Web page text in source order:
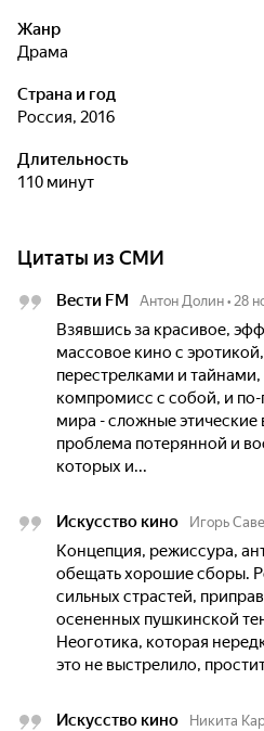
Жанр
драма
Страна и год
Россия, 2016
Длительность
110 минут
Цитаты из СМИ
Вести FM Антон Долин • 28
Взявшись за красивое,
массовое кино с
перестрелками и
компромисс с собой, и
мира - сложные
проблема потерянной и
которых и...
Искусство кино Игорь
Концепция, режиссура,
обещать хорошие сборы.
сильных страстей,
осененных пушкинской
Неоготика, которая
это не выстрелило,
Искусство кино Никита